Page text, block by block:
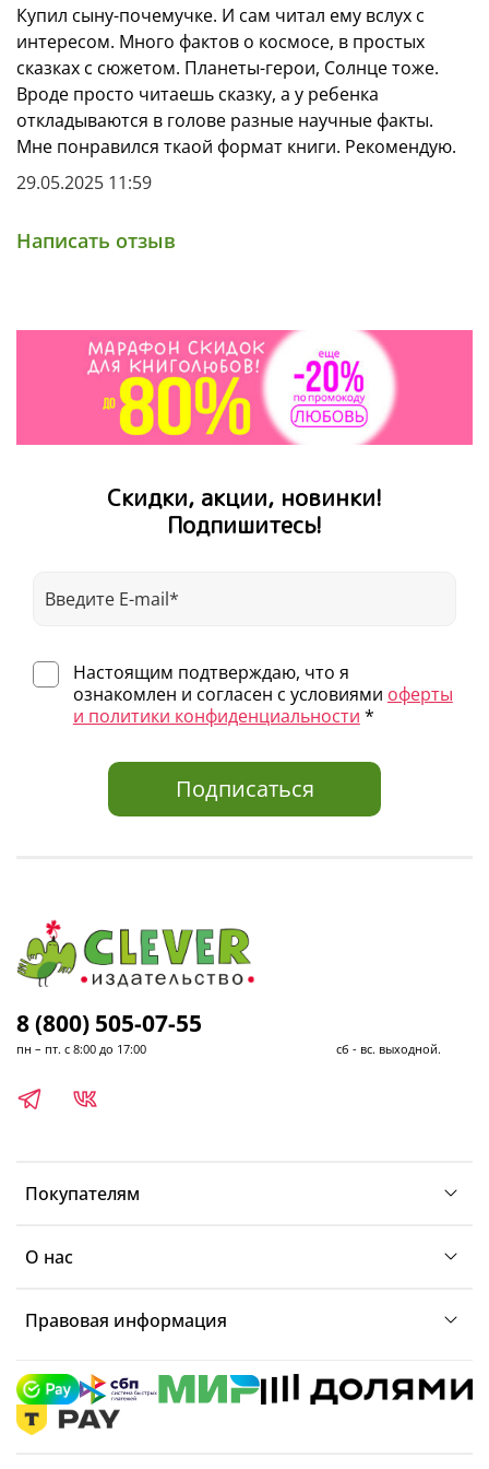
Энциклопедия в сказках
20 историй о космосе
Интересные факты для любопытных читателей
Много поясняющих иллюстраций
Популярный автор — Елена Ульева
Купил сыну-почемучке. И сам читал ему вслух с
интересом. Много фактов о космосе, в простых
сказках с сюжетом. Планеты-герои, Солнце тоже.
Вроде просто читаешь сказку, а у ребенка
откладываются в голове разные научные факты.
Мне понравился ткаой формат книги. Рекомендую.
29.05.2025 11:59
Написать отзыв
Скидки, акции, новинки!
Подпишитесь!
Настоящим подтверждаю, что я
ознакомлен и согласен с условиями оферты
и политики конфиденциальности *
Подписаться
Покупателям
О нас
Правовая информация
8 (800) 505-07-55
пн – пт. с 8:00 до 17:00 сб - вс. выходной.